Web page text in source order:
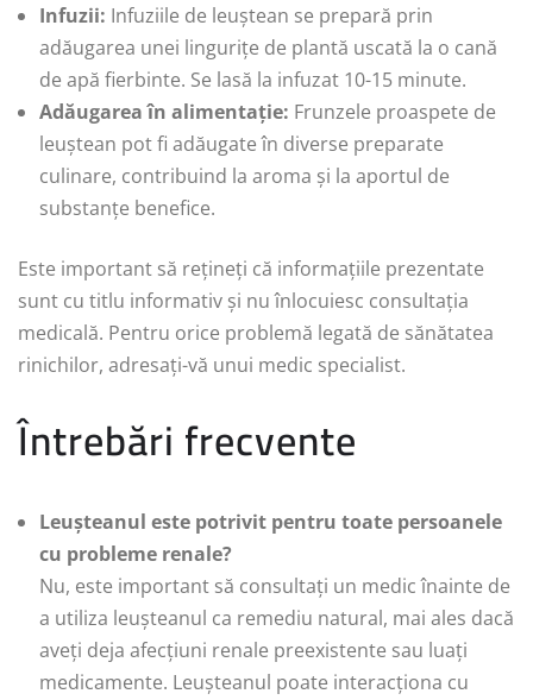
Infuzii: Infuziile de leuștean se prepară prin
adăugarea unei lingurițe de plantă uscată la o cană
de apă fierbinte. Se lasă la infuzat 10-15 minute.
Adăugarea în alimentație: Frunzele proaspete de
leuștean pot fi adăugate în diverse preparate
culinare, contribuind la aroma și la aportul de
substanțe benefice.
Este important să rețineți că informațiile prezentate
sunt cu titlu informativ și nu înlocuiesc consultația
medicală. Pentru orice problemă legată de sănătatea
rinichilor, adresați-vă unui medic specialist.
Întrebări frecvente
Leușteanul este potrivit pentru toate persoanele
cu probleme renale?
Nu, este important să consultați un medic înainte de
a utiliza leușteanul ca remediu natural, mai ales dacă
aveți deja afecțiuni renale preexistente sau luați
medicamente. Leușteanul poate interacționa cu